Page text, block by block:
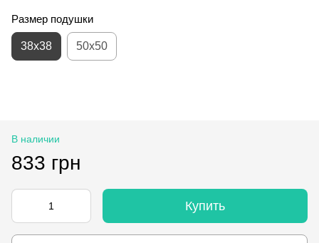
Размер подушки
38x38 50x50
В наличии
833 грн
Купить